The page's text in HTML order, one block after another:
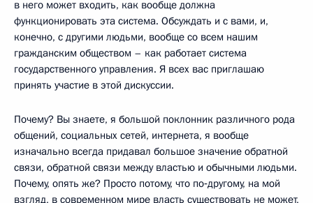
в него может входить, как вообще должна
функционировать эта система. Обсуждать и с вами, и,
конечно, с другими людьми, вообще со всем нашим
гражданским обществом – как работает система
государственного управления. Я всех вас приглашаю
принять участие в этой дискуссии.
Почему? Вы знаете, я большой поклонник различного рода
общений, социальных сетей, интернета, я вообще
изначально всегда придавал большое значение обратной
связи, обратной связи между властью и обычными людьми.
Почему, опять же? Просто потому, что по‑другому, на мой
взгляд, в современном мире власть существовать не может,